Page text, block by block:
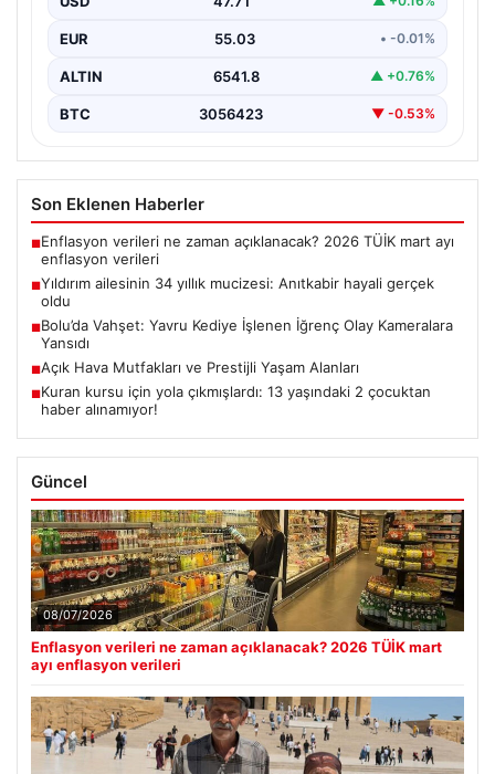
EUR 55.03 • -0.01%
ALTIN 6541.8 ▲ +0.76%
BTC 3056423 ▼ -0.53%
Son Eklenen Haberler
■Enflasyon verileri ne zaman açıklanacak? 2026 TÜİK mart ayı
enflasyon verileri
■Yıldırım ailesinin 34 yıllık mucizesi: Anıtkabir hayali gerçek
oldu
■Bolu’da Vahşet: Yavru Kediye İşlenen İğrenç Olay Kameralara
Yansıdı
■Açık Hava Mutfakları ve Prestijli Yaşam Alanları
■Kuran kursu için yola çıkmışlardı: 13 yaşındaki 2 çocuktan
haber alınamıyor!
Güncel
08/07/2026
Enflasyon verileri ne zaman açıklanacak? 2026 TÜİK mart
ayı enflasyon verileri